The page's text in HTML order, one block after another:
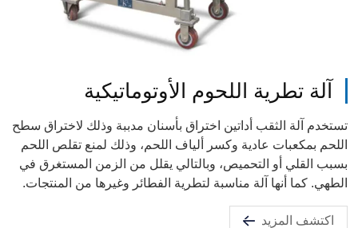
آلة تطرية اللحوم الأوتوماتيكية
تستخدم آلة الثقب أداتين اختراق بأسنان مدببة وذلك لاختراق سطح
اللحم بمكعبات عادية وكسر ألياف اللحم، وذلك لمنع تقلص اللحم
بسبب القلي أو التحميص، وبالتالي يقلل من الزمن المستغرق في
الطهي. كما أنها آلة مناسبة لتطرية الفطائر وغيرها من المنتجات.
اكتشف المزيد